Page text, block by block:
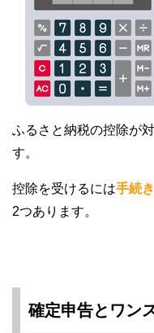
ふるさと納税の控除が
す。
控除を受けるには手続
2つあります。
確定申告とワン